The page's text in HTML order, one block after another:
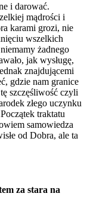
i darować.
mądrości i
karami grozi, nie
wszelkich
żadnego
jak wysługę,
znajdującemi
gdzie nam granice
szczęśliwość czyli
złego uczynku
traktatu
samowiedza
od Dobra, ale ta
za stara na